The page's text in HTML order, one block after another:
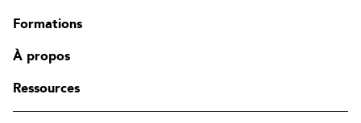
Formations
À propos
Ressources